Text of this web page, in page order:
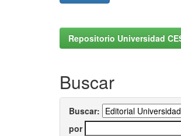
Repositorio Universidad
Buscar
Buscar:
por